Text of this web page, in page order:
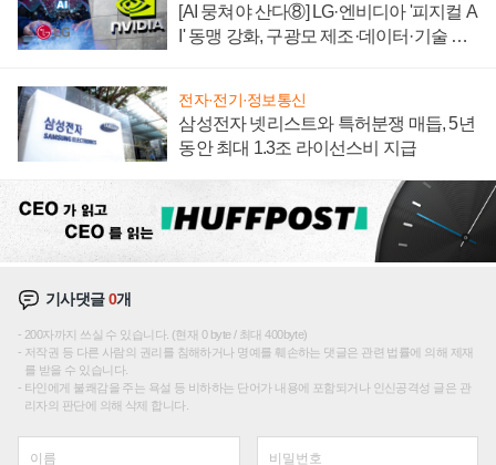
[AI 뭉쳐야 산다⑧] LG·엔비디아 '피지컬 A
I' 동맹 강화, 구광모 제조·데이터·기술 결
전자·전기·정보통신
삼성전자 넷리스트와 특허분쟁 매듭, 5년
동안 최대 1.3조 라이선스비 지급
기사댓글0개
200자까지 쓰실 수 있습니다. (현재 0 byte / 최대 400byte)
저작권 등 다른 사람의 권리를 침해하거나 명예를 훼손하는 댓글은 관련 법률에 의해 제재
를 받을 수 있습니다.
타인에게 불쾌감을 주는 욕설 등 비하하는 단어가 내용에 포함되거나 인신공격성 글은 관
리자의 판단에 의해 삭제 합니다.